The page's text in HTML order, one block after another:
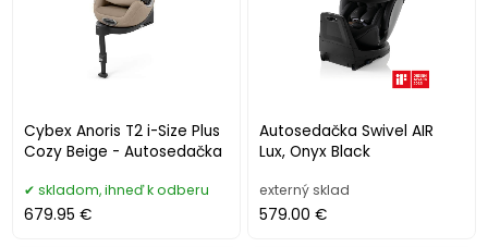
Cybex Anoris T2 i-Size Plus
Cozy Beige - Autosedačka
skladom, ihneď k odberu
679.95 €
Autosedačka Swivel AIR
Lux, Onyx Black
externý sklad
579.00 €